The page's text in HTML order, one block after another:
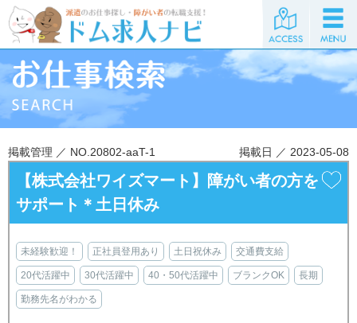
掲載管理 ／ NO.20802-aaT-1 掲載日 ／ 2023-05-08
【株式会社ワイズマート】障がい者の方を
サポート＊土日休み
未経験歓迎！ 正社員登用あり 土日祝休み 交通費支給
20代活躍中 30代活躍中 40・50代活躍中 ブランクOK 長期
勤務先名がわかる